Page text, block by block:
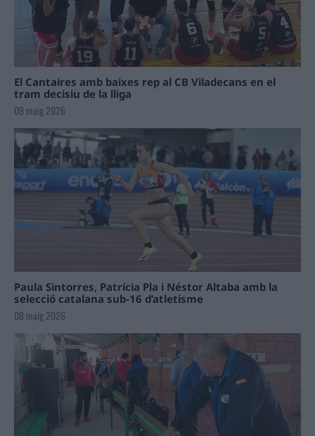
El Cantaires amb baixes rep al CB Viladecans en el
tram decisiu de la lliga
09 maig 2026
Paula Sintorres, Patrícia Pla i Néstor Altaba amb la
selecció catalana sub-16 d’atletisme
08 maig 2026